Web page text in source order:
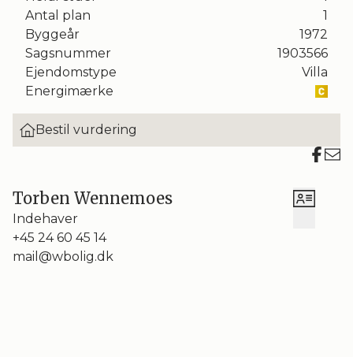
Antal plan
1
Byggeår
1972
Sagsnummer
1903566
Ejendomstype
Villa
Energimærke
Bestil vurdering
Torben Wennemoes
Indehaver
+45 24 60 45 14
mail@wbolig.dk